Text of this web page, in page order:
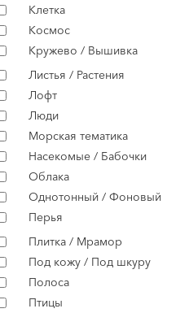
Клетка
Космос
Кружево / Вышивка
Листья / Растения
Лофт
Люди
Морская тематика
Насекомые / Бабочки
Облака
Однотонный / Фоновый
Перья
Плитка / Мрамор
Под кожу / Под шкуру
Полоса
Птицы